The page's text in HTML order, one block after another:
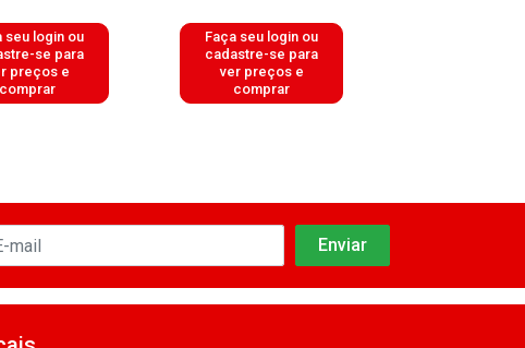
seu login ou
se para
preços e
comprar
Faça seu login ou
cadastre-se para
ver preços e
comprar